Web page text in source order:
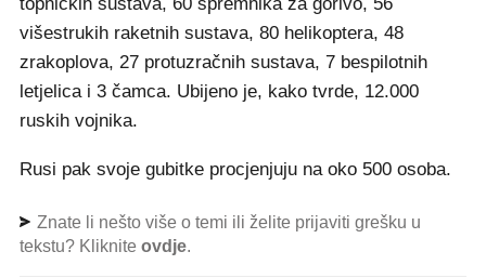
višestrukih raketnih sustava, 80 helikoptera, 48
zrakoplova, 27 protuzračnih sustava, 7 bespilotnih
letjelica i 3 čamca. Ubijeno je, kako tvrde, 12.000
ruskih vojnika.
Rusi pak svoje gubitke procjenjuju na oko 500 osoba.
Znate li nešto više o temi ili želite prijaviti grešku u
tekstu? Kliknite ovdje.